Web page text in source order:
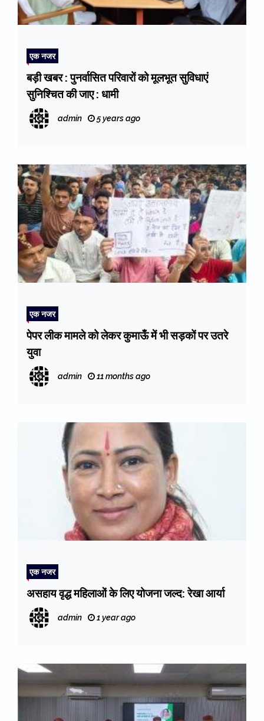
एक नजर
बड़ी खबर : पुनर्वासित परिवारों को मूलभूत सुविधाएं
सुनिश्चित की जाए : धामी
admin 5 years ago
एक नजर
पेपर लीक मामले को लेकर कुमाऊँ में भी सड़कों पर उतरे
युवा
admin 11 months ago
एक नजर
असहाय वृद्ध महिलाओं के लिए योजना जल्द: रेखा आर्या
admin 1 year ago